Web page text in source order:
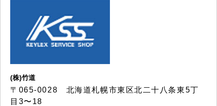
(株)竹道
〒065-0028 北海道札幌市東区北二十八条東5丁
目3〜18